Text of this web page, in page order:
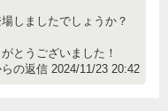
しましたでしょうか？
とうございました！
の返信 2024/11/23 20:42